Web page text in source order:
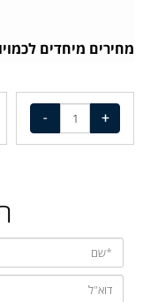
מחירים מיחדים